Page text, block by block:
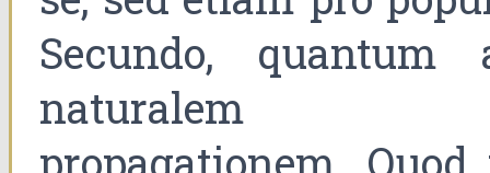
Secundo, quantum
naturalem